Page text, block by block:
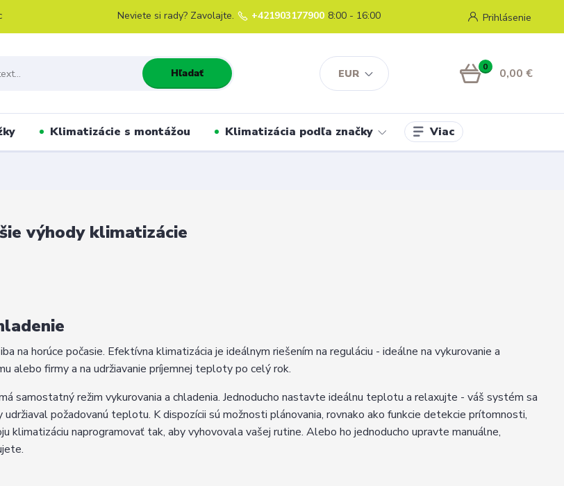
EUR
Prihlásenie
Hľadať
Neviete si rady? Zavolajte. +421903177900 8:00 - 16:00
0 0,00 €
Klimatizácie s montážou Klimatizácia podľa značky Viac
výhody klimatizácie
na horúce počasie. Efektívna klimatizácia je ideálnym riešením na reguláciu - ideálne na vykurovanie a
alebo firmy a na udržiavanie príjemnej teploty po celý rok.
samostatný režim vykurovania a chladenia. Jednoducho nastavte ideálnu teplotu a relaxujte - váš systém sa
udržiaval požadovanú teplotu. K dispozícii sú možnosti plánovania, rovnako ako funkcie detekcie prítomnosti,
klimatizáciu naprogramovať tak, aby vyhovovala vašej rutine. Alebo ho jednoducho upravte manuálne,